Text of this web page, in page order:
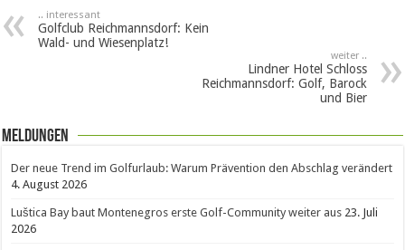
.. interessant
Golfclub Reichmannsdorf: Kein
Wald- und Wiesenplatz!
weiter ..
Lindner Hotel Schloss
Reichmannsdorf: Golf, Barock
und Bier
Meldungen
Der neue Trend im Golfurlaub: Warum Prävention den Abschlag verändert
4. August 2026
Luštica Bay baut Montenegros erste Golf-Community weiter aus 23. Juli
2026